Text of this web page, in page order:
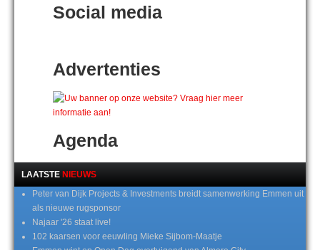
Social media
Advertenties
Agenda
LAATSTE NIEUWS
Peter van Dijk Projects & Investments breidt samenwerking Emmen uit
als nieuwe rugsponsor
Najaar '26 staat live!
102 kaarsen voor eeuwling Mieke Sijbom-Maatje